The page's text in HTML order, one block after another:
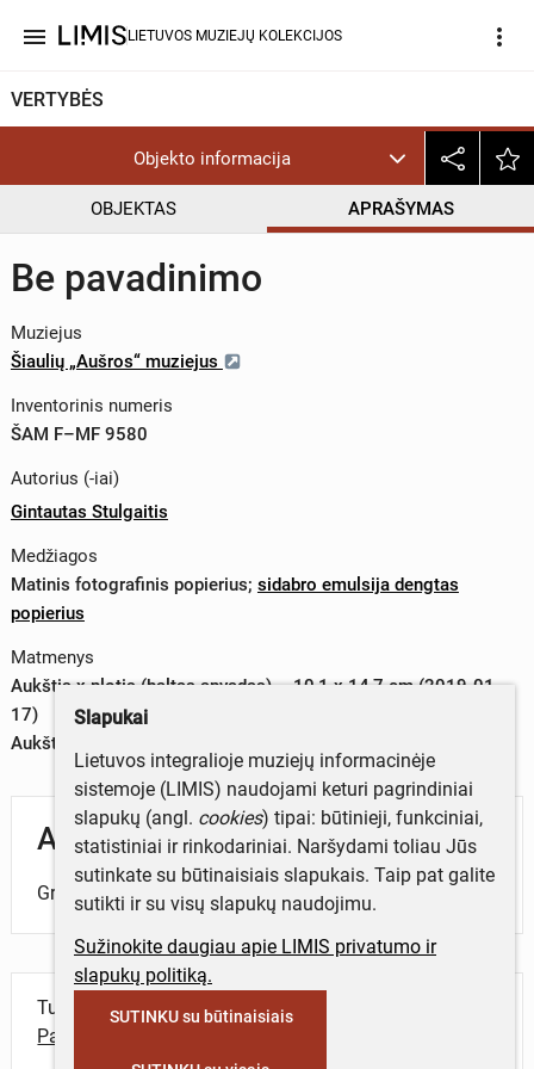
menu LIETUVOS MUZIEJŲ KOLEKCIJOS more_vert
VERTYBĖS
Objekto informacija
OBJEKTAS APRAŠYMAS
Be pavadinimo
Muziejus
Šiaulių „Aušros“ muziejus
Inventorinis numeris
ŠAM F–MF 9580
Autorius (-iai)
Gintautas Stulgaitis
Medžiagos
Matinis fotografinis popierius; sidabro emulsija dengtas
popierius
Matmenys
Aukštis x plotis (baltas apvadas) – 10,1 x 14,7 cm (2019-01-
17)
Aukštis x plotis (vaizdas) – 9,5 x 14,3 cm (2019-01-17)
Aprašymas
Grupinė žmonių fotografija miško fone.
Turite daugiau informacijos apie objektą?
Parašykite mums!
Slapukai
Lietuvos integralioje muziejų informacinėje
sistemoje (LIMIS) naudojami keturi pagrindiniai
slapukų (angl. cookies) tipai: būtinieji, funkciniai,
statistiniai ir rinkodariniai. Naršydami toliau Jūs
sutinkate su būtinaisiais slapukais. Taip pat galite
sutikti ir su visų slapukų naudojimu.
Sužinokite daugiau apie LIMIS privatumo ir
slapukų politiką.
SUTINKU su būtinaisiais